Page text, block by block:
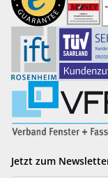
Jetzt zum